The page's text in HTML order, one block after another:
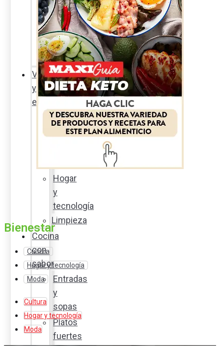
Sexualidad
responsable
En
la
percha
Vida
y
estilo
Productos
nuevos
Hogar
y
tecnología
Limpieza
Cocina
con
sabor
Entradas
y
sopas
Platos
fuertes
Bienestar
Cultura
Hogar y tecnología
Moda
Cultura
Hogar y tecnología
Moda